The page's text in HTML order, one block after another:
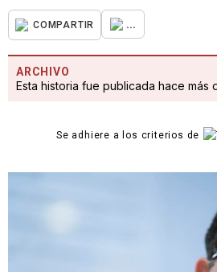
COMPARTIR ...
ARCHIVO
Esta historia fue publicada hace más
Se adhiere a los criterios de